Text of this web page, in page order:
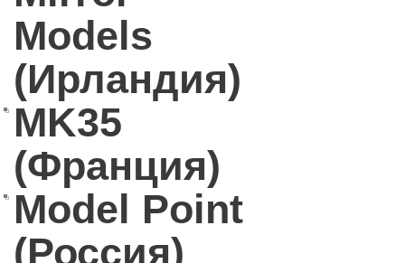
Models
(Ирландия)
MK35
(Франция)
Model Point
(Россия)